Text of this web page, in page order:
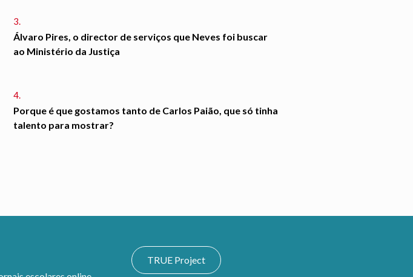
3.
Álvaro Pires, o director de serviços que Neves foi buscar
ao Ministério da Justiça
4.
Porque é que gostamos tanto de Carlos Paião, que só tinha
talento para mostrar?
TRUE Project